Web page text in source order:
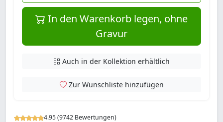
4.95 (9742 Bewertungen)
In den Warenkorb legen, ohne
Gravur
Auch in der Kollektion erhältlich
Zur Wunschliste hinzufügen